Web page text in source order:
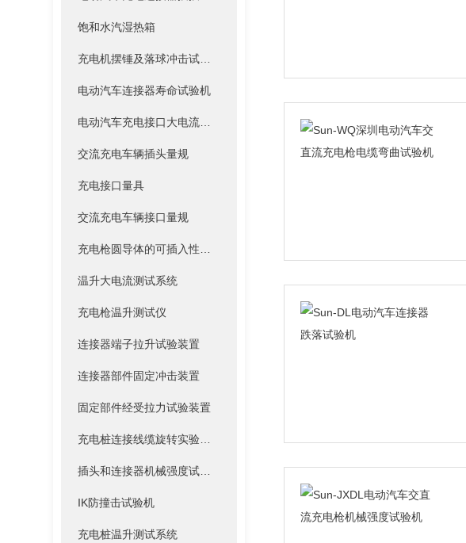
饱和水汽湿热箱
电动汽车连接器寿命试验机
交流充电车辆插头量规
充电接口量具
交流充电车辆接口量规
温升大电流测试系统
充电枪温升测试仪
连接器端子拉升试验装置
连接器部件固定冲击装置
固定部件经受拉力试验装置
IK防撞击试验机
充电桩温升测试系统